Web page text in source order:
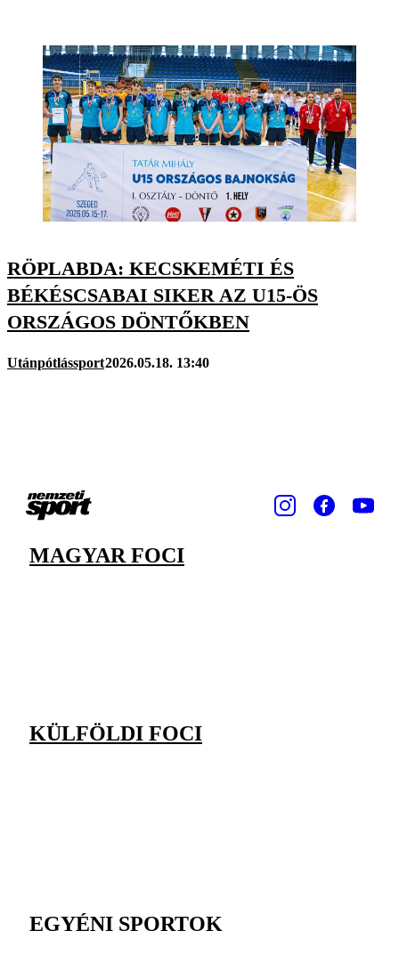
RÖPLABDA: KECSKEMÉTI ÉS
BÉKÉSCSABAI SIKER AZ U15-ÖS
ORSZÁGOS DÖNTŐKBEN
Utánpótlássport2026.05.18. 13:40
MAGYAR FOCI
KÜLFÖLDI FOCI
EGYÉNI SPORTOK